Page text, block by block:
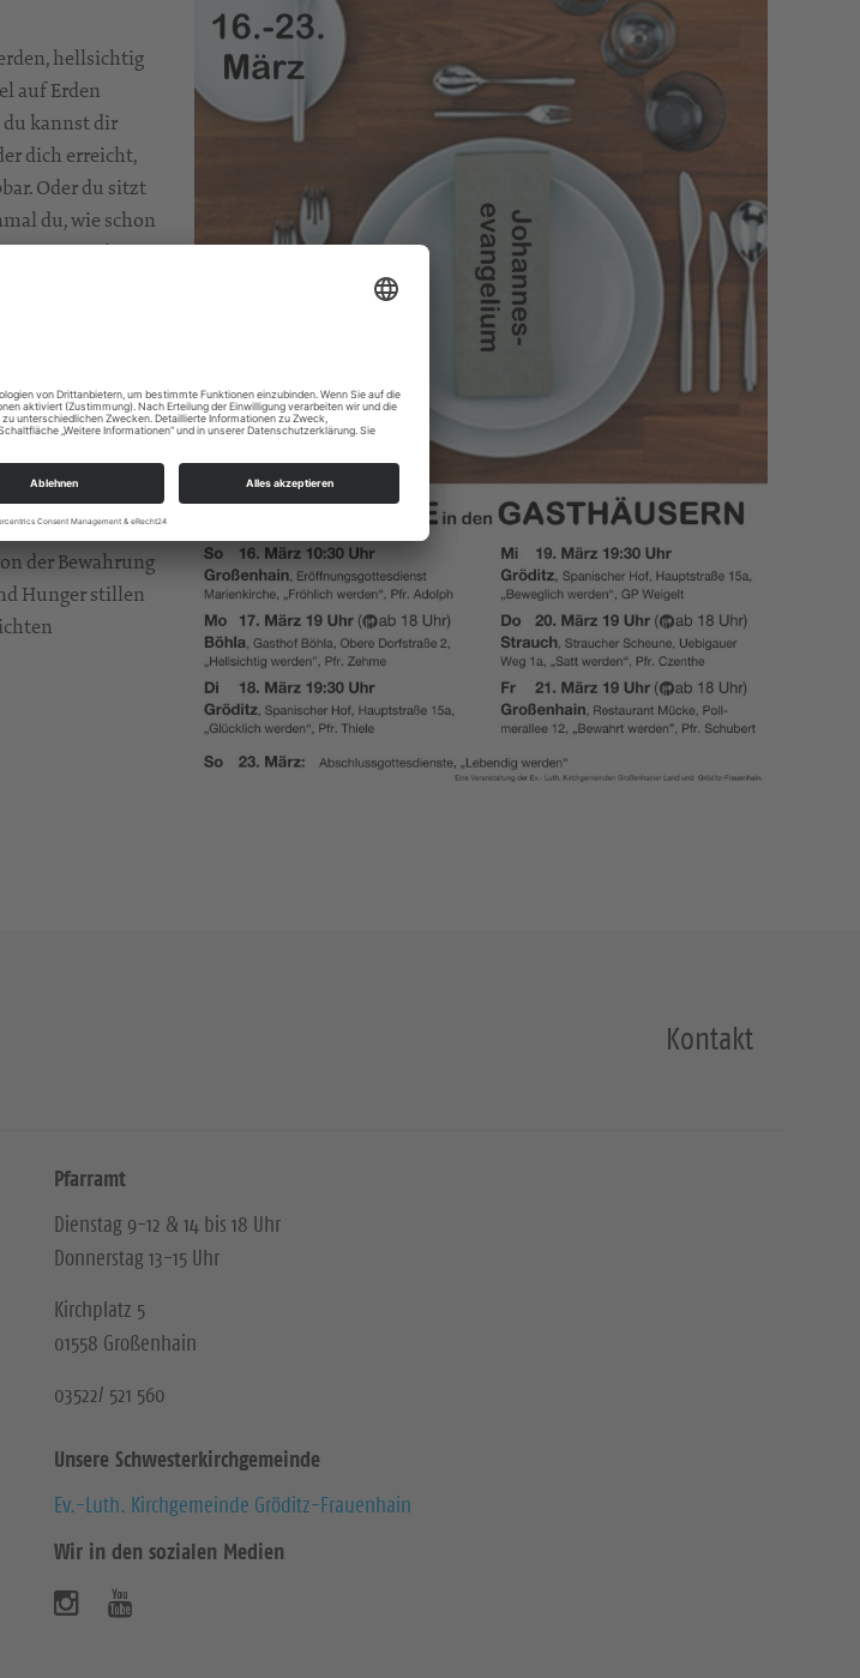
hellsichtig
auf Erden
du kannst dir
dich erreicht,
Oder du sitzt
du, wie schon
Ja, dann
tun, damit
der Glaube
auch den
Bildern und
7
davon:
darauf macht,
der Bewahrung
Hunger stillen
Kontakt
Pfarramt
Dienstag 9-12 & 14 bis 18 Uhr
Donnerstag 13-15 Uhr
Kirchplatz 5
01558 Großenhain
03522/ 521 560
Unsere Schwesterkirchgemeinde
Ev.-Luth. Kirchgemeinde Gröditz-Frauenhain
Wir in den sozialen Medien
B
B